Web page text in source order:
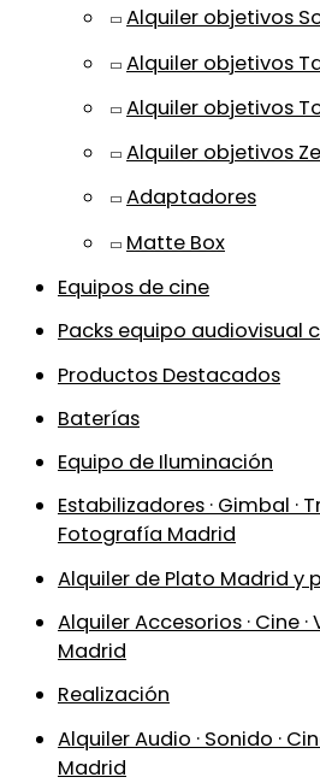
Alquiler objetivos
Alquiler objetivos
Alquiler objetivos
Alquiler objetivos
Adaptadores
Matte Box
Equipos de cine
Packs equipo audiovisual
Productos Destacados
Baterías
Equipo de Iluminación
Estabilizadores · Gimbal ·
Fotografía Madrid
Alquiler de Plato Madrid y
Alquiler Accesorios · Cine
Madrid
Realización
Alquiler Audio · Sonido ·
Madrid